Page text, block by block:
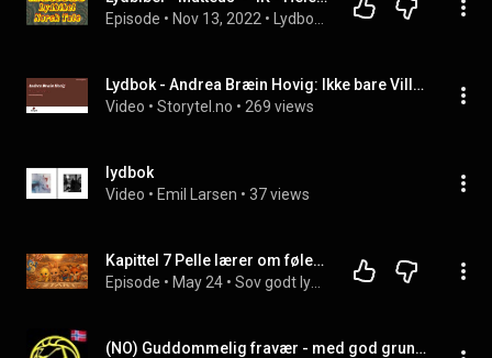
Episode • Nov 13, 2022 •
Lydbok - Andrea Bræin Hovig: Ikke bare Ville Wilma - Lest av Andrea Bræin Hovig
Video • Storytel.no • 269 views
lydbok
Video • Emil Larsen • 37 views
Kapittel 7 Pelle lærer om følelser - skogens hemmeligheter - lydbok norsk - sov godt
Episode • May 24 •
(NO) Guddommelig fravær - med god grunn | En kristen respons (Lydbok) @DanielApologetics